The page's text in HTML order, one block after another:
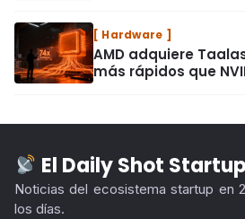
Hardware
AMD adquiere
más rápidos que
El Daily Shot
Noticias del ecosistema startup en
los días.